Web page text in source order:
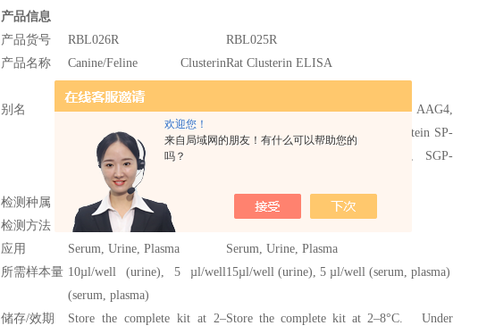
欢迎您！
来自局域网的朋友！有什么可以帮助您的
吗？
产品信息
产品货号
RBL026R
RBL025R
产品名称
Canine/Feline ClusterinRat Clusterin ELISA
别名
Apolipoprotein J, Apo J, Aging-associated gene 4 protein, AAG4,
Complement cytolysis inhibitor, CLI, Complement-associated protein SP-
40,40, Ku70-binding protein 1, NA1/NA2, Sulfated glycoprotein 2, SGP-
2, Testosterone-repressed prostate message 2, TRPM-2
检测种属
犬，猫
检测方法
Sandwich ELISA
应用
Serum, Urine, Plasma
Serum, Urine, Plasma
所需样本量 10µl/well (urine), 5 µl/well
(serum, plasma)
15µl/well (urine), 5 µl/well (serum, plasma)
储存/效期
Store the complete kit at 2–Store the complete kit at 2–8°C. Under